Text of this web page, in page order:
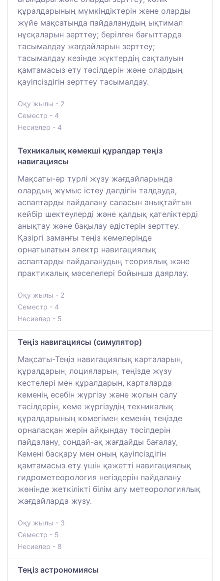
құралдарының мүмкіндіктерін және оларды
жүйе мақсатында пайдаланудың ықтимал
нұсқаларын зерттеу; берілген бағыттарда
тасымалдау жағдайларын зерттеу;
тасымалдау кезінде жүктердің сақталуын
қамтамасыз ету тәсілдерін және олардың
қауіпсіздігін зерттеу тасымалдау.
Оқу жылы - 2
Семестр - 4
Несиелер - 4
Техникалық көмекші құралдар теңіз
навигациясы
Мақсаты-әр түрлі жүзу жағдайларында
олардың жұмыс істеу дәлдігін талдауда,
аспаптарды пайдалану саласын анықтайтын
кейбір шектеулерді және қалдық қателіктерді
анықтау және бақылау әдістерін зерттеу.
Қазіргі заманғы теңіз кемелерінде
орнатылатын электр навигациялық
аспаптарды пайдаланудың теориялық және
практикалық мәселелері бойынша даярлау.
Оқу жылы - 2
Семестр - 4
Несиелер - 5
Теңіз навигациясы (симулятор)
Мақсаты-Теңіз навигациялық карталарын,
құралдарын, лоцияларын, теңізде жүзу
кестелері мен құралдарын, карталарда
кеменің есебін жүргізу және жолын салу
тәсілдерін, кеме жүргізудің техникалық
құралдарының көмегімен кеменің теңізде
орналасқан жерін айқындау тәсілдерін
пайдалану, сондай-ақ жағдайды бағалау,
Кемені басқару мен оның қауіпсіздігін
қамтамасыз ету үшін қажетті навигациялық
гидрометеорология негіздерін пайдалану
жөнінде жеткілікті білім алу метеорологиялық
жағдайларда жүзу.
Оқу жылы - 3
Семестр - 5
Несиелер - 8
Теңіз астрономиясы